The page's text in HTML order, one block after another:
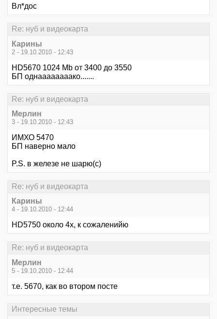
Вл*дос
Re: нуб и видеокарта
Карины
2 - 19.10.2010 - 12:43
HD5670 1024 Mb от 3400 до 3550
БП однаааааааако.......
Re: нуб и видеокарта
Мерлин
3 - 19.10.2010 - 12:43
ИМХО 5470
БП наверно мало
P.S. в железе не шарю(с)
Re: нуб и видеокарта
Карины
4 - 19.10.2010 - 12:44
HD5750 около 4х, к сожаленийю
Re: нуб и видеокарта
Мерлин
5 - 19.10.2010 - 12:44
т.е. 5670, как во втором посте
Интересные темы